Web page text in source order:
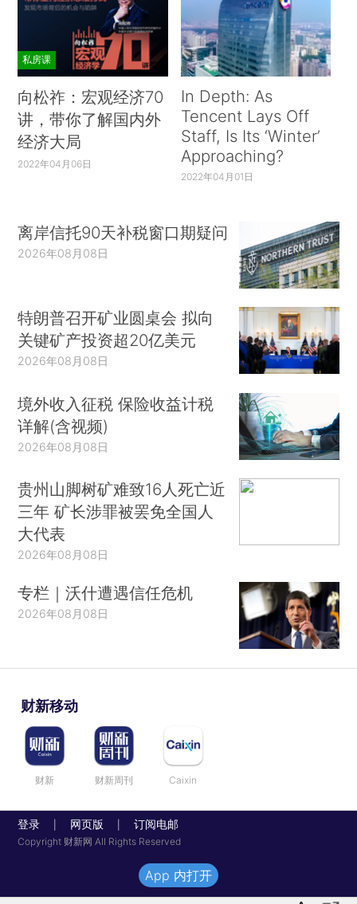
私房课
向松祚：宏观经济70
讲，带你了解国内外
经济大局
2022年04月06日
In Depth: As
Tencent Lays Off
Staff, Is Its ‘Winter’
Approaching?
2022年04月01日
离岸信托90天补税窗口期疑问
2026年08月08日
特朗普召开矿业圆桌会 拟向
关键矿产投资超20亿美元
2026年08月08日
境外收入征税 保险收益计税
详解(含视频)
2026年08月08日
贵州山脚树矿难致16人死亡近
三年 矿长涉罪被罢免全国人
大代表
2026年08月08日
专栏｜沃什遭遇信任危机
2026年08月08日
财新移动
财新 财新周刊 Caixin
登录 网页版 订阅电邮
Copyright 财新网 All Rights Reserved
App 内打开